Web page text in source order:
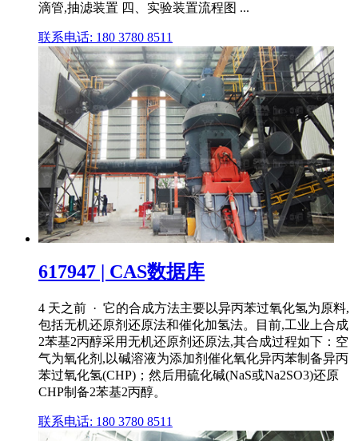
滴管,抽滤装置 四、实验装置流程图 ...
联系电话: 180 3780 8511
617947 | CAS数据库
4 天之前 · 它的合成方法主要以异丙苯过氧化氢为原料,
包括无机还原剂还原法和催化加氢法。目前,工业上合成
2苯基2丙醇采用无机还原剂还原法,其合成过程如下：空
气为氧化剂,以碱溶液为添加剂催化氧化异丙苯制备异丙
苯过氧化氢(CHP)；然后用硫化碱(NaS或Na2SO3)还原
CHP制备2苯基2丙醇。
联系电话: 180 3780 8511